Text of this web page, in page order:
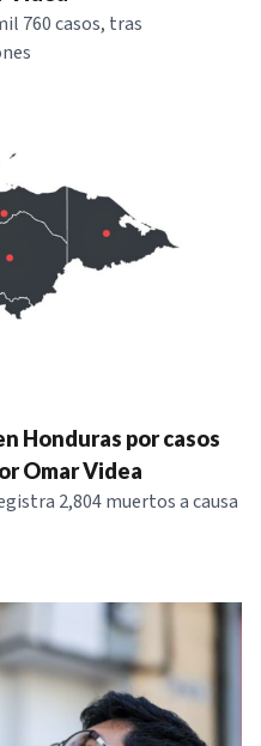
760 casos, tras
Honduras por casos
Omar Videa
2,804 muertos a causa